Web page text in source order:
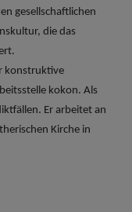
gesellschaftlichen
die das
konstruktive
kokon. Als
Er arbeitet an
Kirche in